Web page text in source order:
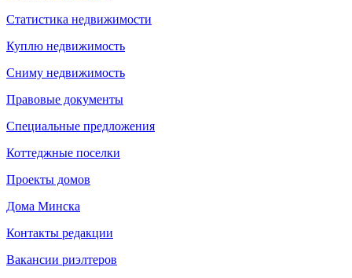
Статистика недвижимости
Куплю недвижимость
Сниму недвижимость
Правовые документы
Специальные предложения
Коттеджные поселки
Проекты домов
Дома Минска
Контакты редакции
Вакансии риэлтеров